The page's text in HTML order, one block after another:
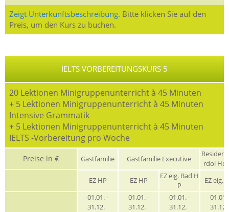
Zeigt Unterkunftsbeschreibung. Bitte klicken Sie auf den
Preis, um den Kurs zu buchen.
IELTS VORBEREITUNGSKURS 5
20 Lektionen Minigruppenunterricht à 45 Minuten
+ 5 Lektionen Minigruppenunterricht à 45 Minuten
Intensive Grammatik
+ 5 Lektionen Minigruppenunterricht à 45 Minuten
IELTS -Vorbereitung pro Woche
Preise in € Gastfamilie Gastfamilie Executive
rdol
EZ HP
EZ HP
EZ eig. Bad H
P
EZ eig.
01.01. -
31.12.
01.01. -
31.12.
01.01. -
31.12.
01.01.